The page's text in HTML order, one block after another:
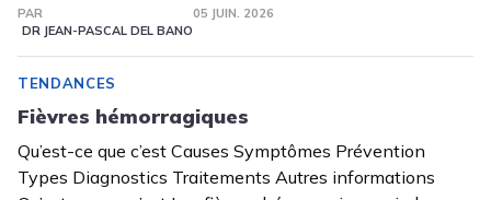
PAR
DR JEAN-PASCAL DEL BANO
05 JUIN. 2026
TENDANCES
Fièvres hémorragiques
Qu’est-ce que c’est Causes Symptômes Prévention
Types Diagnostics Traitements Autres informations